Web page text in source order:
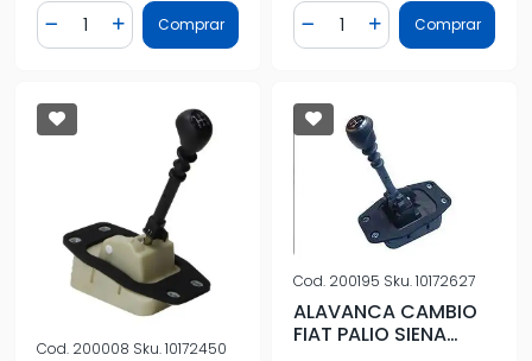
Diminuir Quantidade
Quantidade
Adicionar Quantidade
Comprar Diminuir Quantidade
Quantidade
AdicionarComprar
Cod. 200008 Sku.10172450
Cod. 200195 Sku.10172627
ALAVANCA CAMBIO
FIAT PALIO SIENA